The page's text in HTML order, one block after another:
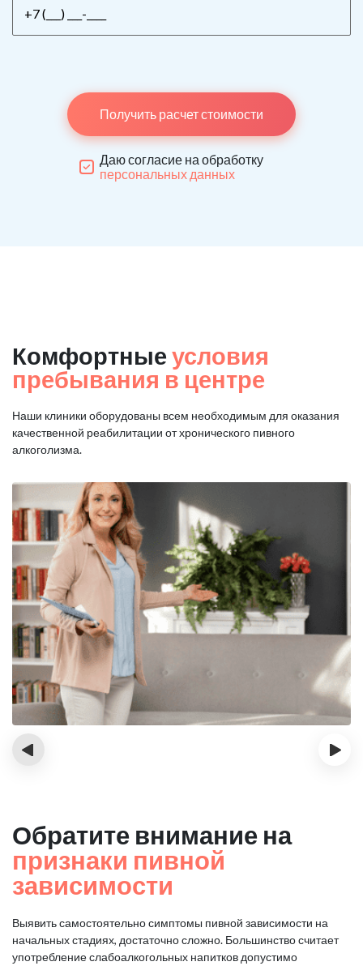
Получить расчет стоимости
Даю согласие на обработку
персональных данных
Комфортные условия
пребывания в центре
Наши клиники оборудованы всем необходимым для оказания
качественной реабилитации от хронического пивного
алкоголизма.
‹ ›
Обратите внимание на
признаки пивной
зависимости
Выявить самостоятельно симптомы пивной зависимости на
начальных стадиях, достаточно сложно. Большинство считает
употребление слабоалкогольных напитков допустимо